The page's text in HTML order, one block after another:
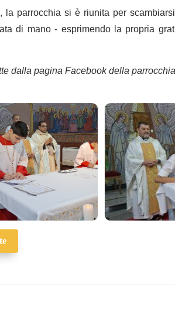
la parrocchia si è riunita per
di mano - esprimendo la propria
dalla pagina Facebook della